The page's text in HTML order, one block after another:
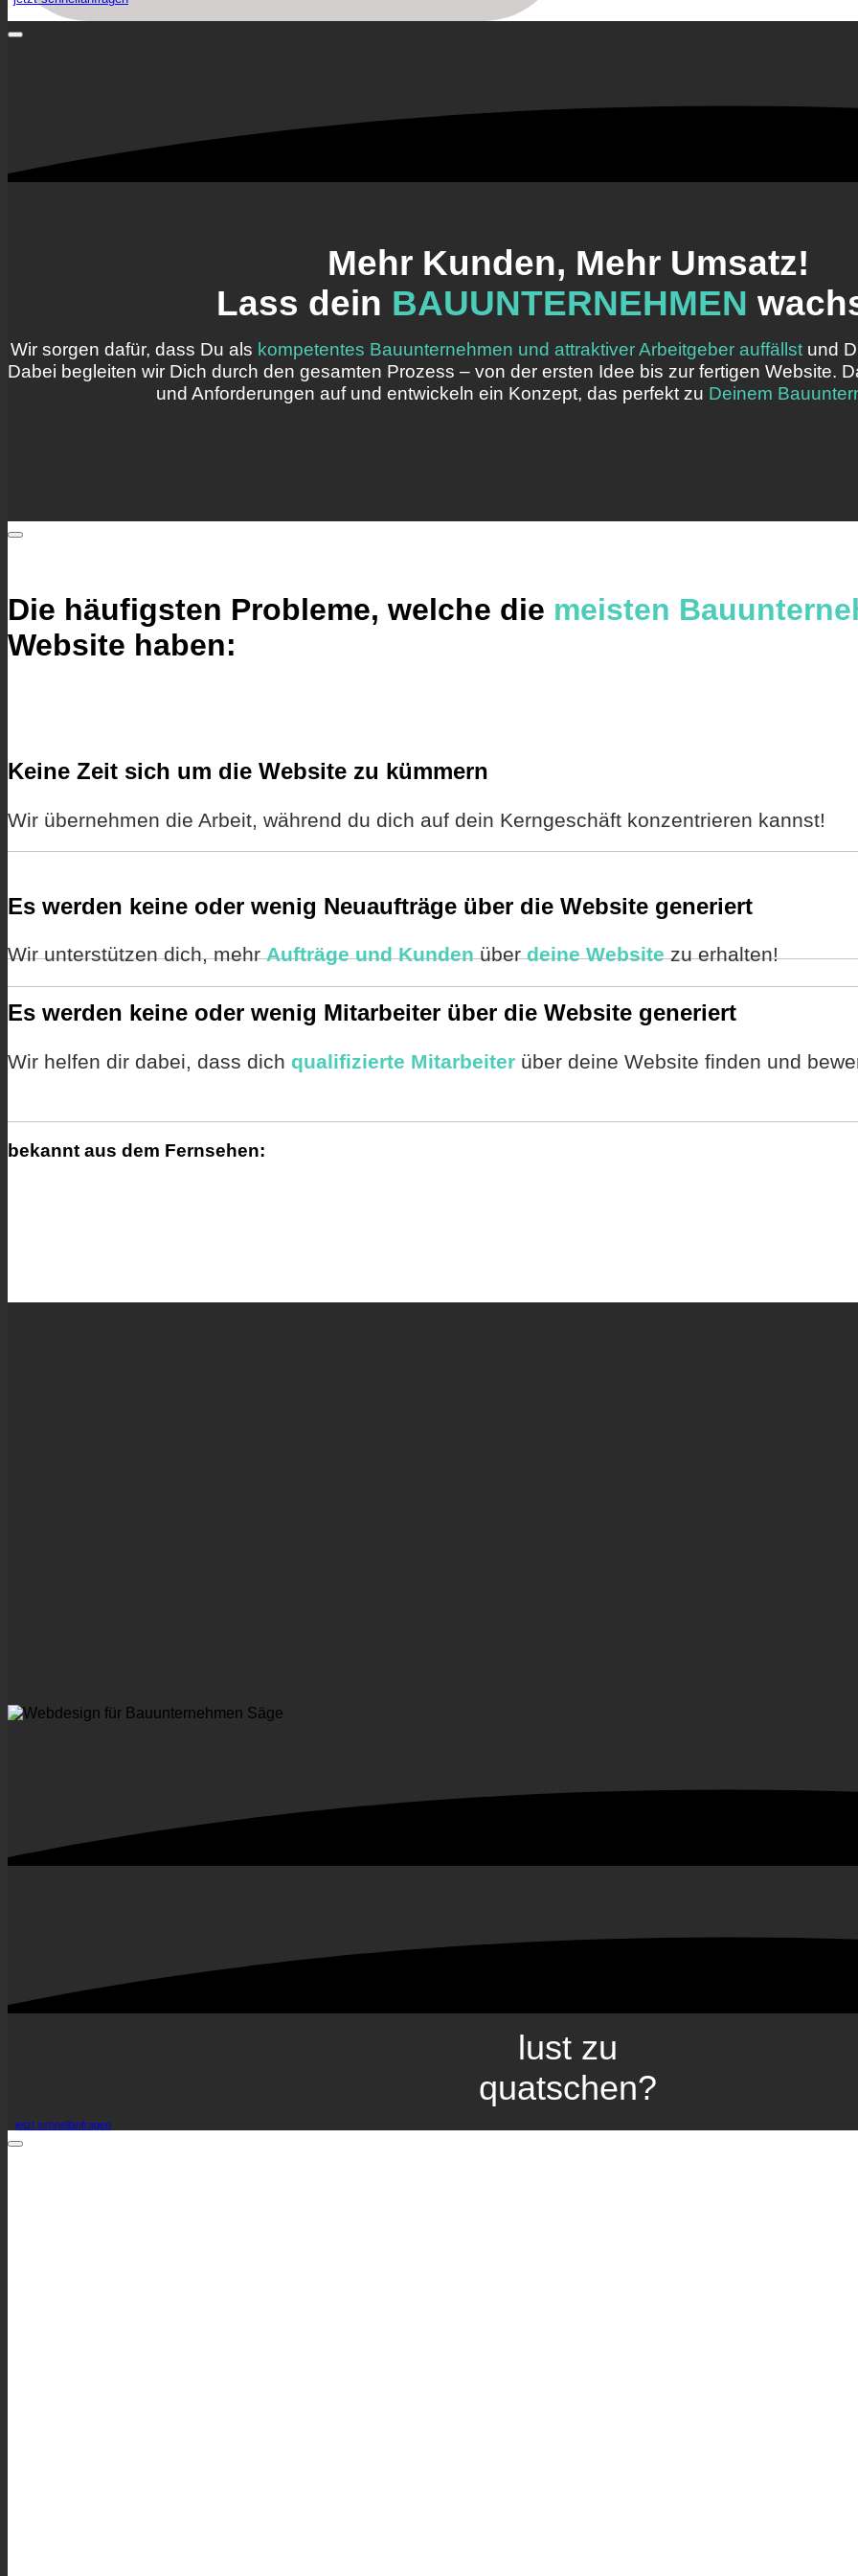
Mehr Kunden, Mehr Umsatz!
Lass dein BAU­UNTERNEHMEN
Wir sorgen dafür, dass Du als kompetentes Bauunternehmen und attraktiver Arbeitgeber auffällst und
Dabei begleiten wir Dich durch den gesamten Prozess – von der ersten Idee bis zur fertigen Website.
und Anforderungen auf und entwickeln ein Konzept, das perfekt zu Deinem
Die häufigsten Probleme, welche die meisten
Website haben:
Keine Zeit sich um die Website zu kümmern
Wir übernehmen die Arbeit, während du dich auf dein Kerngeschäft konzentrieren kannst!
Es werden keine oder wenig Neuaufträge über die Website generiert
Wir unterstützen dich, mehr Aufträge und Kundenüber deine Websitezu erhalten!
Es werden keine oder wenig Mitarbeiter über die Website generiert
Wir helfen dir dabei, dass dich qualifizierte Mitarbeiter über deine Website finden und
bekannt aus dem Fernsehen:
lust zu
quatschen?
jetzt schnellanfragen